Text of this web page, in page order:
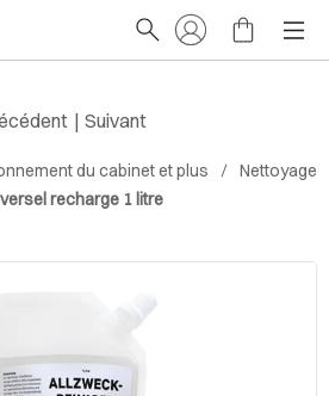
du cabinet et plus
Nettoyage
recharge 1 litre
| Suivant